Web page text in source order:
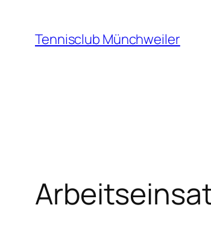
Inhalt
springen
Tennisclub Münchweiler